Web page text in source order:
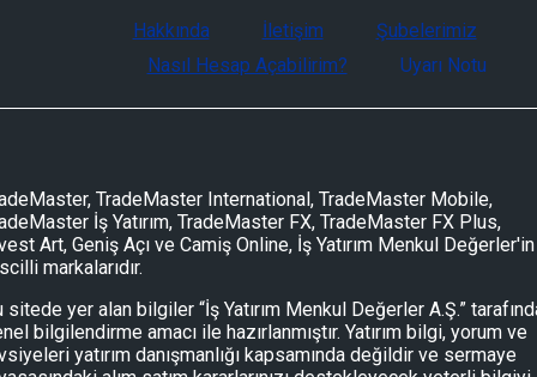
Piyasalarda Bugün 07/08/2026
2Ç26 Sonuçları
Günlük Yabancı Oranları 07/08/2026
Hakkında İletişim
Şubelerimiz
Nasıl Hesap Açabilirim?
Uyarı Notu
TradeMaster International, TradeMaster Mobile,
İş Yatırım, TradeMaster FX, TradeMaster FX Plus,
Art, Geniş Açı ve Camiş Online, İş Yatırım Menkul Değerler'in
markalarıdır.
sitede yer alan bilgiler “İş Yatırım Menkul Değerler A.Ş.”
bilgilendirme amacı ile hazırlanmıştır. Yatırım bilgi, yorum ve
yatırım danışmanlığı kapsamında değildir ve sermaye